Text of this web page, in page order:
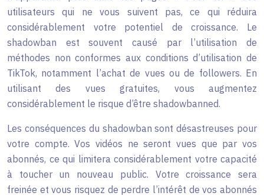
utilisateurs qui ne vous suivent pas, ce qui réduira
considérablement votre potentiel de croissance. Le
shadowban est souvent causé par l’utilisation de
méthodes non conformes aux conditions d’utilisation de
TikTok, notamment l’achat de vues ou de followers. En
utilisant des vues gratuites, vous augmentez
considérablement le risque d’être shadowbanned.
Les conséquences du shadowban sont désastreuses pour
votre compte. Vos vidéos ne seront vues que par vos
abonnés, ce qui limitera considérablement votre capacité
à toucher un nouveau public. Votre croissance sera
freinée et vous risquez de perdre l’intérêt de vos abonnés